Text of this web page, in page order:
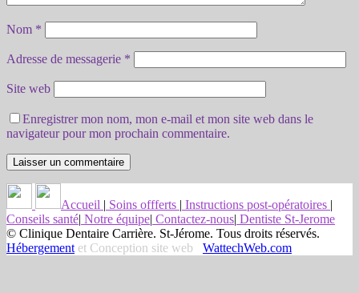
Nom *
Adresse de messagerie *
Site web
Enregistrer mon nom, mon e-mail et mon site web dans le
navigateur pour mon prochain commentaire.
Accueil | Soins offferts | Instructions post-opératoires |
Conseils santé| Notre équipe| Contactez-nous| Dentiste St-Jerome
© Clinique Dentaire Carrière. St-Jérome. Tous droits réservés.
Hébergement et Conception site web WattechWeb.com